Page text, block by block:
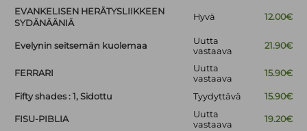
EVANKELISEN HERÄTYSLIIKKEEN
SYDÄNÄÄNIÄ
Hyvä 12.00€
Evelynin seitsemän kuolemaa
Uutta
vastaava
21.90€
FERRARI
Uutta
vastaava
15.90€
Fifty shades : 1, Sidottu Tyydyttävä 15.90€
FISU-PIBLIA
Uutta
vastaava
19.20€